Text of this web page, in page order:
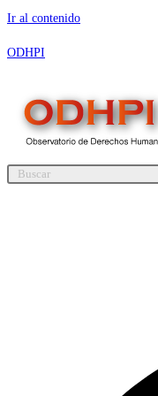
Ir al contenido
ODHPI